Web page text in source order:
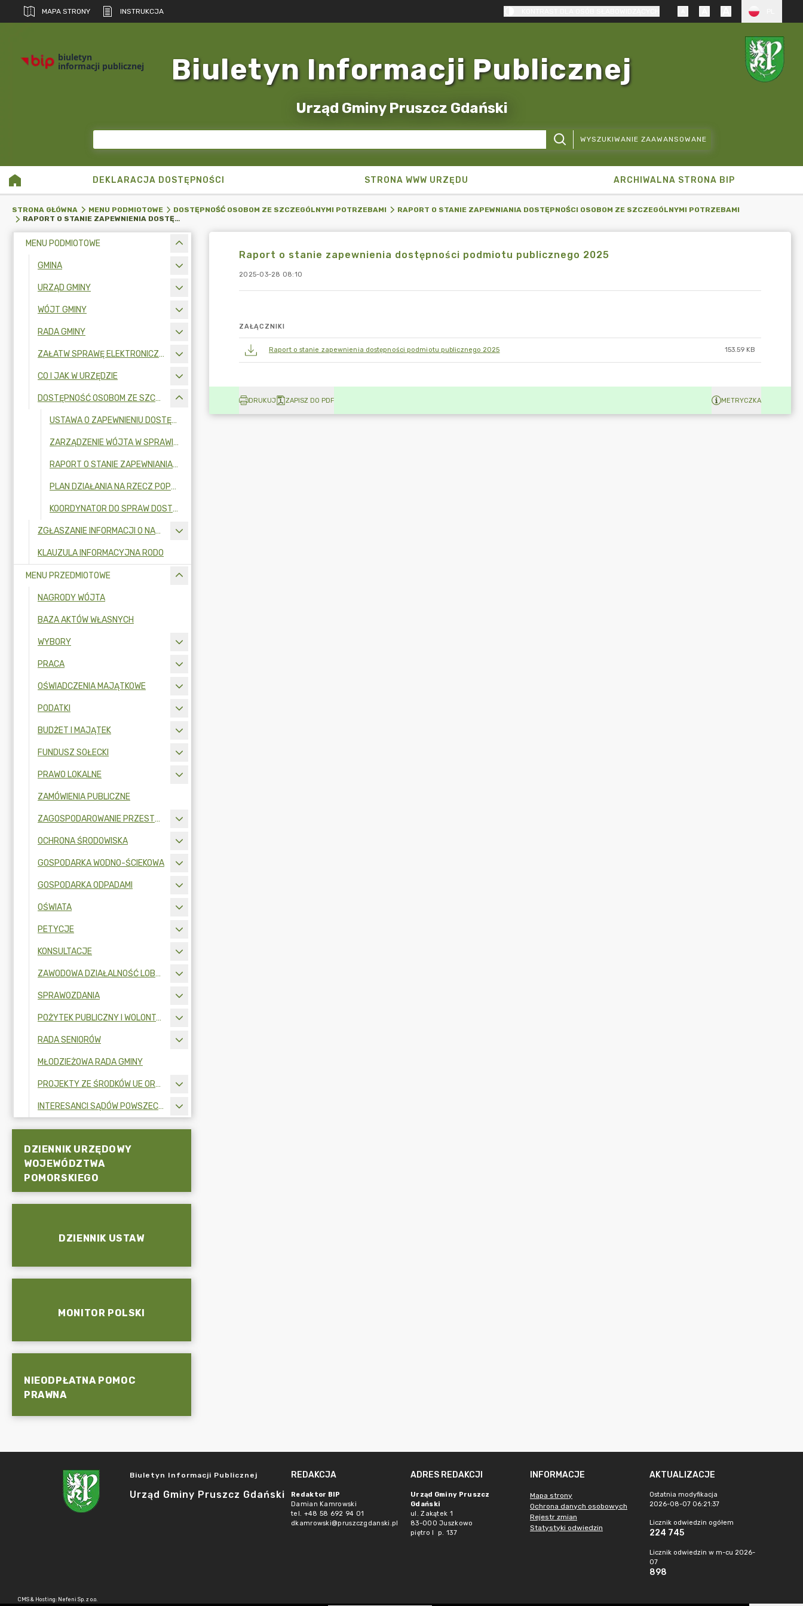
MAPA STRONY INSTRUKCJA
biuletyn
informacji publicznej Biuletyn Informacji Publicznej
Urząd Gminy Pruszcz Gdański
WYSZUKIWANIE ZAAWANSOWANE
DEKLARACJA DOSTĘPNOŚCI STRONA WWW URZĘDU ARCHIWALNA STRONA BIP
STRONA GŁÓWNA MENU PODMIOTOWE DOSTĘPNOŚĆ OSOBOM ZE SZCZEGÓLNYMI POTRZEBAMI
RAPORT O STANIE ZAPEWNIANIA DOSTĘPNOŚCI OSOBOM ZE SZCZEGÓLNYMI POTRZEBAMI
RAPORT O STANIE ZAPEWNIENIA DOSTĘPNOŚCI PODMIOTU PUBLICZNEGO 2025
MENU PODMIOTOWE
GMINA
URZĄD GMINY
WÓJT GMINY
RADA GMINY
ZAŁATW SPRAWĘ ELEKTRONICZNIE
CO I JAK W URZĘDZIE
DOSTĘPNOŚĆ OSOBOM ZE SZCZEGÓLNYMI POTRZEBAMI
USTAWA O ZAPEWNIENIU DOSTĘPNOŚCI OSOBOM ZE SZCZEGÓLNYMI POTRZEBAMI
ZARZĄDZENIE WÓJTA W SPRAWIE POWOŁANIA ZESPOŁU DO SPRAW DOSTĘPNOŚCI
RAPORT O STANIE ZAPEWNIANIA DOSTĘPNOŚCI OSOBOM ZE SZCZEGÓLNYMI POTRZEBAMI
PLAN DZIAŁANIA NA RZECZ POPRAWY ZAPEWNIENIA DOSTĘPNOŚCI
KOORDYNATOR DO SPRAW DOSTĘPNOŚCI
ZGŁASZANIE INFORMACJI O NARUSZENIU PRAWA I OCHRONA SYGNALISTÓW
KLAUZULA INFORMACYJNA RODO
MENU PRZEDMIOTOWE
NAGRODY WÓJTA
BAZA AKTÓW WŁASNYCH
WYBORY
PRACA
OŚWIADCZENIA MAJĄTKOWE
PODATKI
BUDŻET I MAJĄTEK
FUNDUSZ SOŁECKI
PRAWO LOKALNE
ZAMÓWIENIA PUBLICZNE
ZAGOSPODAROWANIE PRZESTRZENNE
OCHRONA ŚRODOWISKA
GOSPODARKA WODNO-ŚCIEKOWA
GOSPODARKA ODPADAMI
OŚWIATA
PETYCJE
KONSULTACJE
ZAWODOWA DZIAŁALNOŚĆ LOBBINGOWA
SPRAWOZDANIA
POŻYTEK PUBLICZNY I WOLONTARIAT
RADA SENIORÓW
MŁODZIEŻOWA RADA GMINY
PROJEKTY ZE ŚRODKÓW UE ORAZ FUNDUSZY ZEWNĘTRZNYCH
INTERESANCI SĄDÓW POWSZECHNYCH
DZIENNIK URZĘDOWY
WOJEWÓDZTWA
POMORSKIEGO
DZIENNIK USTAW
MONITOR POLSKI
NIEODPŁATNA POMOC
PRAWNA
Raport o stanie zapewnienia dostępności podmiotu publicznego 2025
2025-03-28 08:10
ZAŁĄCZNIKI
Raport o stanie zapewnienia dostępności podmiotu publicznego 2025 153.59 KB
DRUKUJ ZAPISZ DO PDF METRYCZKA
Biuletyn Informacji Publicznej
Urząd Gminy Pruszcz Gdański
REDAKCJA
Redaktor BIP
Damian Kamrowski
tel. +48 58 692 94 01
dkamrowski@pruszczgdanski.pl
ADRES REDAKCJI
Urząd Gminy Pruszcz
Gdański
ul. Zakątek 1
83-000 Juszkowo
piętro I p. 137
INFORMACJE
Mapa strony
Ochrona danych osobowych
Rejestr zmian
Statystyki odwiedzin
AKTUALIZACJE
Ostatnia modyfikacja
2026-08-07 06:21:37
Licznik odwiedzin ogółem
224 745
Licznik odwiedzin w m-cu 2026-
07
898
CMS & Hosting: Nefeni Sp. z o.o.